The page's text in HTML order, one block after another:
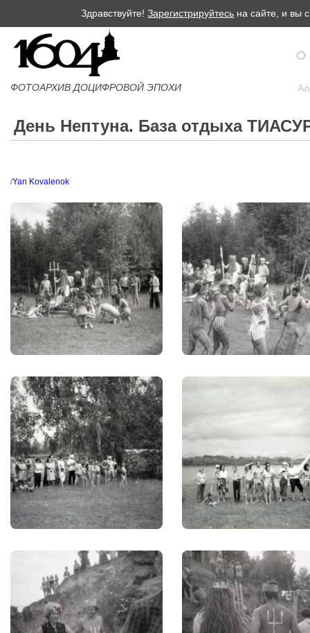
Здравствуйте!Зарегистрируйтесь на сайте, и вы
ФОТОАРХИВ ДОЦИФРОВОЙ ЭПОХИ
О
День Нептуна. База отдыха
/Yan Kovalenok